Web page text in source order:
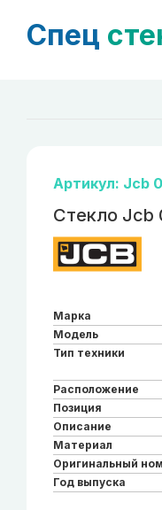
Спец
Артикул: Jcb
Стекло Jcb
Марка
Модель
Тип техники
Расположение
Позиция
Описание
Материал
Оригинальный
Год выпуска